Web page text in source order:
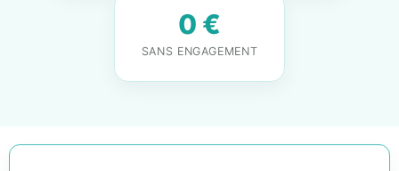
0 €
SANS ENGAGEMENT